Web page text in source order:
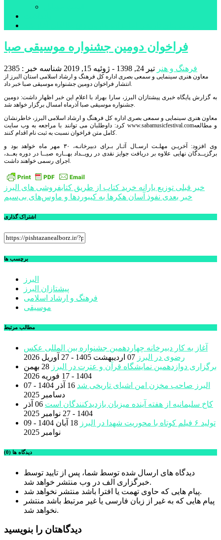
فراخوان دومین جشنواره موسیقی صبا
فرهنگ و هنر تیر 24, 1398 - ژوئیه 15, 2019 شناسه خبر : 2385
معاون هنری سینمایی و سمعی بصری اداره کل فرهنگ و ارشاد اسلامی استان البرز از
انتشار فراخوان دومین جشنواره موسیقی صبا خبر داد.
به گزارش پایگاه خبری پیشتازان البرز، سارا بهراد با اعلام این خبر اظهار داشت: دومین
جشنواره موسیقی صبا آذرماه امسال برگزار خواهد شد.
معاون هنری سینمایی و سمعی بصری اداره کل فرهنگ و ارشاد اسلامی البرز، خاطرنشان
کرد: داوطلبان می توانند با مراجعه به وب سایت www.sabamusicfestival.comو مطالعه
کامل متن فراخوان نسبت به ثبت نام اقدام کنند.
وی افزود: آخریـن مهلـت ارسـال آثـار بـرای دبیرخانـه، ٣٠ مهر ماه خواهد بود و
برگزیــدگان نهایی علاوه بر دریافت جوایز نقدی در رویــداد بهــاره صبــا در دوره بعــد،
اجرای رسمی خواهند داشت‌.
راهبری
نوشته
خبر قبلی توزیع یارانه خرید کتاب از طریق کتابفروشی های البرز
خبر بعدی نفوذ آسان هکرها به کیبوردها و ماوس‌های بی‌سیم
اشتراک گذاری
برچسب ها
البرز
پیشتازان البرز
فرهنگ و ارشاد اسلامی
موسیقی
مطالب مرتبط
آغاز به کار دبیرخانه چهاردهمین جشنواره بین المللی عکس
رضوی در البرز 07 اردیبهشت 1405 - 27 آوریل 2026
برگزاری دوازدهمین نمایشگاه قرآن و عترت در البرز
28 بهمن
1404 - 17 فوریه 2026
البرز صاحب مخزن امن اشیای تاریخی شد
16 آذر 1404 - 07
دسامبر 2025
کاخ سلیمانیه از هفته آینده میزبان بازدیدکنندگان است
06 آذر
1404 - 27 نوامبر 2025
تولید ۶ فیلم کوتاه با محوریت شهدا در البرز
18 آبان 1404 - 09
نوامبر 2025
دیدگاه ها (0)
دیدگاه های ارسال شده توسط شما، پس از تایید توسط
خبرگزاری الف در وب منتشر خواهد شد.
پیام هایی که حاوی تهمت یا افترا باشد منتشر نخواهد شد.
پیام هایی که به غیر از زبان فارسی یا غیر مرتبط باشد منتشر
نخواهد شد.
دیدگاهتان را بنویسید